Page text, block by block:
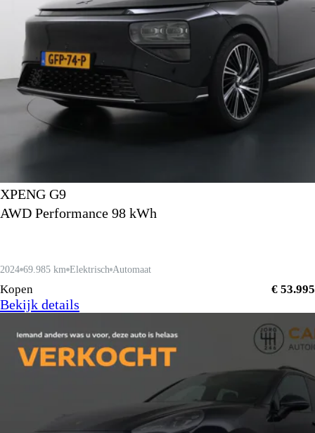
XPENG G9
AWD Performance 98 kWh
2024 69.985 km Elektrisch Automaat
Kopen € 53.995
Bekijk details